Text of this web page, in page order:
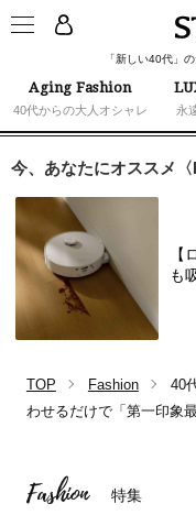
「新しい40代」
Aging Fashion
40代からの大人オシャレ 永
今、あなたにオススメ〈
も
TOP Fashion
40
わせるだけで「第一印象
Fashion 特集